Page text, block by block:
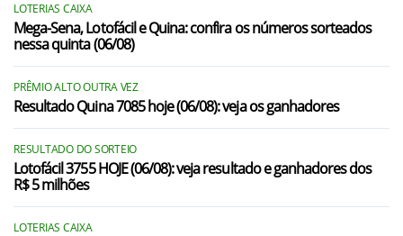
LOTERIAS CAIXA
Mega-Sena, Lotofácil e Quina: confira os números sorteados
nessa quinta (06/08)
PRÊMIO ALTO OUTRA VEZ
Resultado Quina 7085 hoje (06/08): veja os ganhadores
RESULTADO DO SORTEIO
Lotofácil 3755 HOJE (06/08): veja resultado e ganhadores dos
R$ 5 milhões
LOTERIAS CAIXA